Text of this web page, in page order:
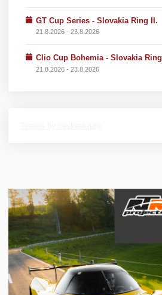
GT Cup Series - Slovakia Ring II.
21.8.2026 - 23.8.2026
Clio Cup Bohemia - Slovakia Ring
21.8.2026 - 23.8.2026